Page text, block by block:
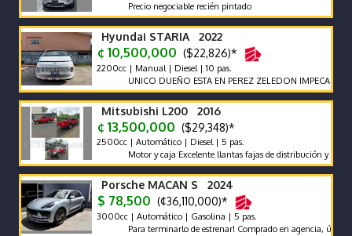
Precio negociable recién pintado
Hyundai STARIA 2022
¢ 10,500,000 ($22,826)*
2200cc | Manual | Diesel | 10 pas.
UNICO DUEÑO ESTA EN PEREZ ZELEDON IMPECABLE
Mitsubishi L200 2016
¢ 13,500,000 ($29,348)*
2500cc | Automático | Diesel | 5 pas.
Motor y caja Excelente llantas fajas de distribución y bateria
Porsche MACAN S 2024
$ 78,500 (¢36,110,000)*
3000cc | Automático | Gasolina | 5 pas.
Para terminarlo de estrenar! Comprado en agencia, único